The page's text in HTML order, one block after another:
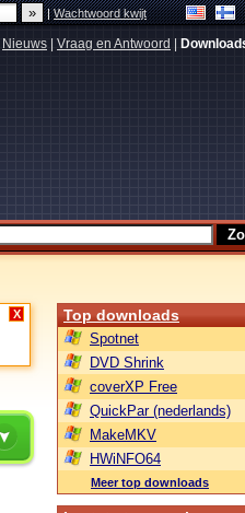
|Wachtwoord kwijt
Nieuws Vraag en Antwoord
X Top downloads
Spotnet
DVD Shrink
coverXP Free
QuickPar (nederlands)
MakeMKV
HWiNFO64
Meer top downloads